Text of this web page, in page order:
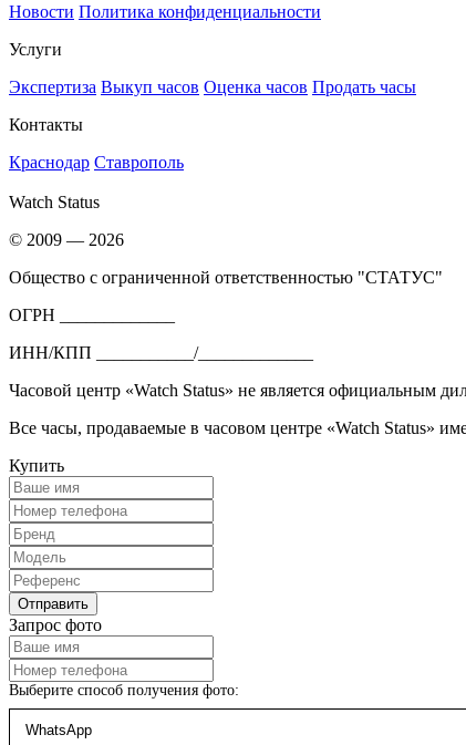
Новости Политика конфиденциальности
Услуги
Экспертиза Выкуп часов Оценка часов Продать часы
Контакты
Краснодар Ставрополь
Watch Status
© 2009 — 2026
Общество с ограниченной ответственностью "СТАТУС"
ОГРН _____________
ИНН/КПП ___________/_____________
Часовой центр «Watch Status» не является официальным
Все часы, продаваемые в часовом центре «Watch Status»
Купить
Запрос фото
Выберите способ получения фото: